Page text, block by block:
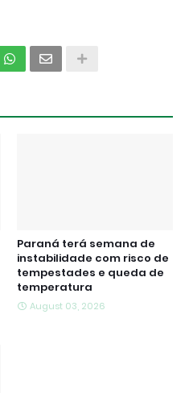
Paraná terá semana de
instabilidade com risco de
tempestades e queda de
temperatura
August 03, 2026